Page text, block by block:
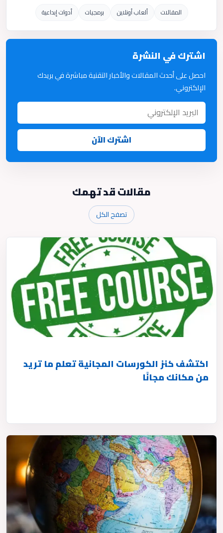
المقالات ألعاب أونلاين برمجيات أدوات إبداعية
اشترك في النشرة
احصل على أحدث المقالات والأخبار التقنية مباشرة في بريدك
الإلكتروني.
اشترك الآن
مقالات قد تهمك
تصفح الكل
اكتشف كنز الكورسات المجانية تعلم ما تريد
من مكانك مجانًا